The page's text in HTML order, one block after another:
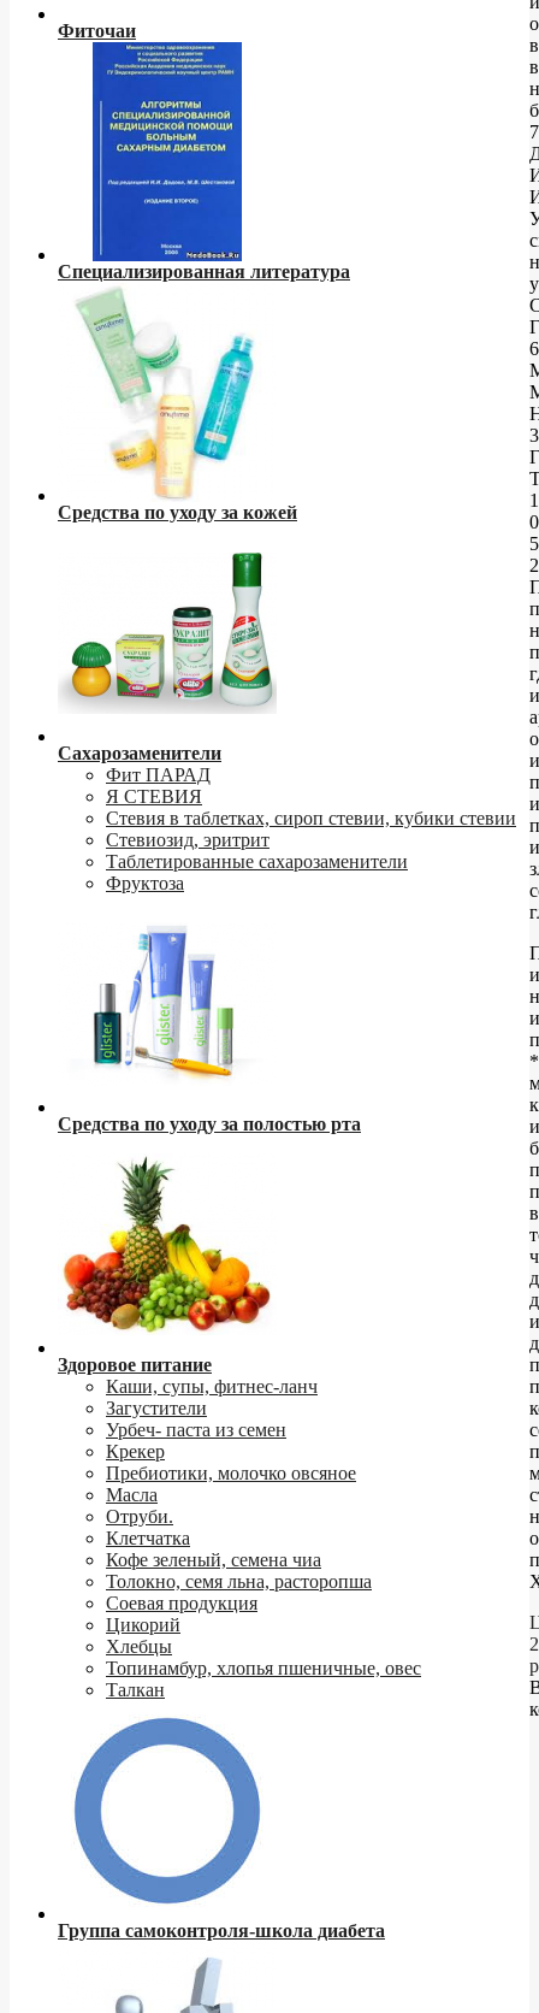
Фиточаи
Специализированная литература
Средства по уходу за кожей
Сахарозаменители
Фит ПАРАД
Я СТЕВИЯ
Стевия в таблетках, сироп стевии, кубики стевии
Стевиозид, эритрит
Таблетированные сахарозаменители
Фруктоза
Средства по уходу за полостью рта
Здоровое питание
Каши, супы, фитнес-ланч
Загустители
Урбеч- паста из семен
Крекер
Пребиотики, молочко овсяное
Масла
Отруби.
Клетчатка
Кофе зеленый, семена чиа
Толокно, семя льна, расторопша
Соевая продукция
Цикорий
Хлебцы
Топинамбур, хлопья пшеничные, овес
Талкан
Группа самоконтроля-школа диабета
6
и
и
и
в